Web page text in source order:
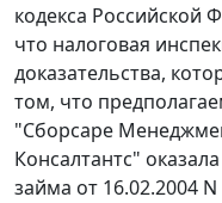
кодекса Российской
что налоговая
доказательства,
том, что
"Сборсаре
Консалтантс"
займа от 16.02.2004